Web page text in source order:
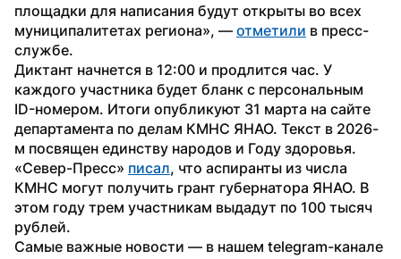
площадки для написания будут открыты во всех
муниципалитетах региона», — отметили в пресс-
службе.
Диктант начнется в 12:00 и продлится час. У
каждого участника будет бланк с персональным
ID-номером. Итоги опубликуют 31 марта на сайте
департамента по делам КМНС ЯНАО. Текст в 2026-
м посвящен единству народов и Году здоровья.
«Север-Пресс» писал, что аспиранты из числа
КМНС могут получить грант губернатора ЯНАО. В
этом году трем участникам выдадут по 100 тысяч
рублей.